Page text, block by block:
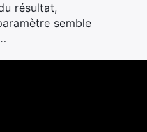
résultat,
semble